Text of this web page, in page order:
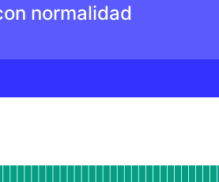
normalidad